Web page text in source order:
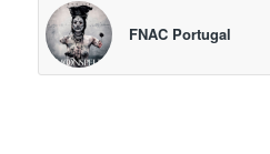
FNAC Portugal